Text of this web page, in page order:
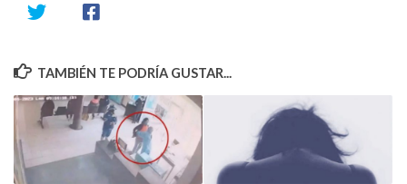
TAMBIÉN TE PODRÍA GUSTAR...